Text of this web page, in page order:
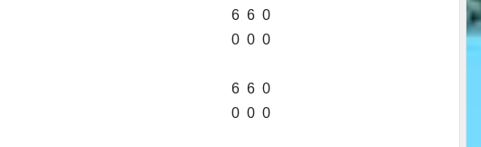
6 6 0
0 0 0
6 6 0
0 0 0